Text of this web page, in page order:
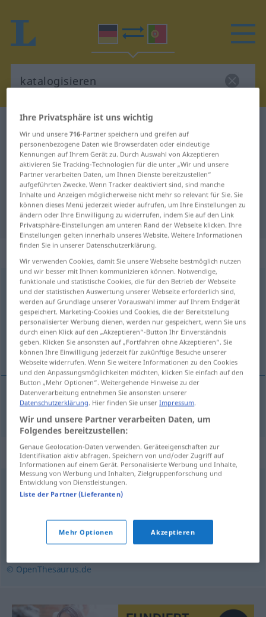
Deutsch-Portugiesisch Wörterbuch
Deutsch-Portugiesisch
Übersetzung für "katalogisieren"
"katalogisieren" Portugiesisch
Übersetzung
„katalogisieren“
katalogisieren [katalogiˈziːrən] <katalogisieren>
Übersicht aller Übersetzungen
(Für mehr Details die Übersetzung anklicken/antippen)
catalogar
catalogar katalogisieren
Synonyme für "katalogisieren"
aufgliedern,gruppieren,registrieren
inventarisieren
© OpenThesaurus.de
Ihre Privatsphäre ist uns wichtig
Wir und unsere716-Partner speichern und greifen auf
personenbezogene Daten wie Browserdaten oder eindeutige
Kennungen auf Ihrem Gerät zu. Durch Auswahl von Akzeptieren
aktivieren Sie Tracking-Technologien für die unter „Wir und unsere
Partner verarbeiten Daten, um Ihnen Dienste bereitzustellen“
aufgeführten Zwecke. Wenn Tracker deaktiviert sind, sind manche
Inhalte und Anzeigen möglicherweise nicht mehr so relevant für Sie. Sie
können dieses Menü jederzeit wieder aufrufen, um Ihre Einstellungen zu
ändern oder Ihre Einwilligung zu widerrufen, indem Sie auf den Link
Privatsphäre-Einstellungen am unteren Rand der Webseite klicken. Ihre
Einstellungen gelten innerhalb unseres Website. Weitere Informationen
finden Sie in unserer Datenschutzerklärung.
Wir verwenden Cookies, damit Sie unsere Webseite bestmöglich nutzen
und wir besser mit Ihnen kommunizieren können. Notwendige,
funktionale und statistische Cookies, die für den Betrieb der Webseite
und der statistischen Auswertung unserer Webseite erforderlich sind,
werden auf Grundlage unserer Vorauswahl immer auf Ihrem Endgerät
gespeichert. Marketing-Cookies und Cookies, die der Bereitstellung
personalisierter Werbung dienen, werden nur gespeichert, wenn Sie uns
durch einen Klick auf den „Akzeptieren“-Button Ihr Einverständnis
geben. Klicken Sie ansonsten auf „Fortfahren ohne Akzeptieren“. Sie
können Ihre Einwilligung jederzeit für zukünftige Besuche unserer
Webseite widerrufen. Wenn Sie weitere Informationen zu den Cookies
und den Anpassungsmöglichkeiten möchten, klicken Sie einfach auf den
Button „Mehr Optionen“. Weitergehende Hinweise zu der
Datenverarbeitung entnehmen Sie ansonsten unserer
Datenschutzerklärung. Hier finden Sie unserImpressum.
Wir und unsere Partner verarbeiten Daten, um
Folgendes bereitzustellen:
Genaue Geolocation-Daten verwenden. Geräteeigenschaften zur
Identifikation aktiv abfragen. Speichern von und/oder Zugriff auf
Informationen auf einem Gerät. Personalisierte Werbung und Inhalte,
Messung von Werbung und Inhalten, Zielgruppenforschung und
Entwicklung von Dienstleistungen.
Liste der Partner (Lieferanten)
Mehr Optionen Akzeptieren